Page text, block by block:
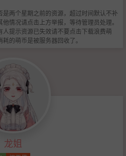
两个星期之前的资源，超过时间默认不补
情况请点击上方举报，等待管理员处理。
提示资源已失效请不要点击下载浪费萌
的萌币是被服务器回收了。
龙姐